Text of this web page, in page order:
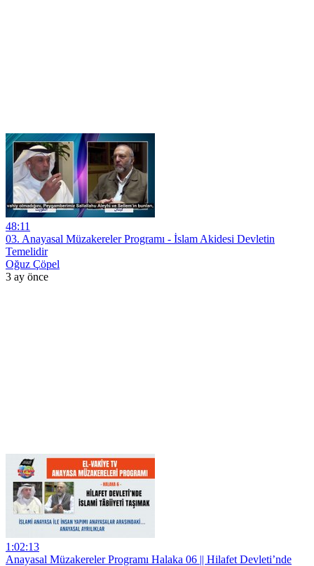
48:11
03. Anayasal Müzakereler Programı - İslam Akidesi Devletin
Temelidir
Oğuz Çöpel
3 ay önce
1:02:13
Anayasal Müzakereler Programı Halaka 06 || Hilafet Devleti’nde